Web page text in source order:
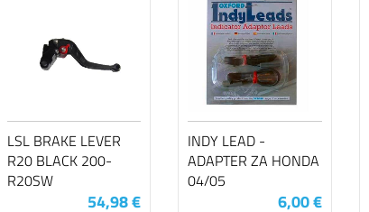
LSL BRAKE LEVER
R20 BLACK 200-
R20SW
54,98 €
INDY LEAD -
ADAPTER ZA HONDA
04/05
6,00 €